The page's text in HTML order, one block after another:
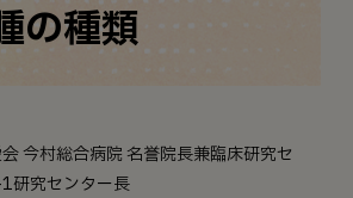
の種類
今村総合病院 名誉院長兼臨床研究セ
研究センター長